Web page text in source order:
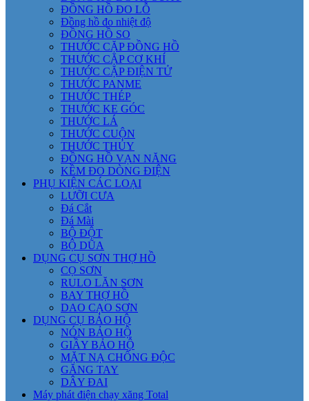
ĐỒNG HỒ ĐO LỖ
Đồng hồ đo nhiệt độ
ĐỒNG HỒ SO
THƯỚC CẶP ĐỒNG HỒ
THƯỚC CẶP CƠ KHÍ
THƯỚC CẶP ĐIỆN TỬ
THƯỚC PANME
THƯỚC THÉP
THƯỚC KE GÓC
THƯỚC LÁ
THƯỚC CUỘN
THƯỚC THỦY
ĐỒNG HỒ VẠN NĂNG
KỀM ĐO DÒNG ĐIỆN
PHỤ KIỆN CÁC LOẠI
LƯỠI CƯA
Đá Cắt
Đá Mài
BỘ ĐỘT
BỘ DŨA
DỤNG CỤ SƠN THỢ HỒ
CỌ SƠN
RULO LĂN SƠN
BAY THỢ HỒ
DAO CẠO SƠN
DỤNG CỤ BẢO HỘ
NÓN BẢO HỘ
GIẦY BẢO HỘ
MẶT NẠ CHỐNG ĐỘC
GĂNG TAY
DÂY ĐAI
Máy phát điện chạy xăng Total